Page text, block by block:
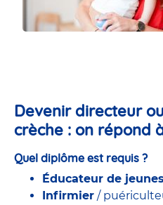
Devenir directeur
crèche : on répond
Quel diplôme est requis ?
Éducateur de
Infirmier /